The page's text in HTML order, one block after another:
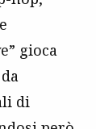
gioca
di